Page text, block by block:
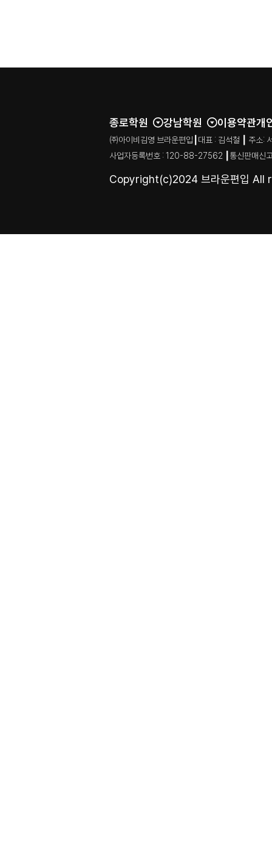
종로학원 강남학원 이용약관개
㈜아이비김영 브라운편입┃대표 : 김석철 ┃ 주
사업자등록번호 : 120-88-27562 ┃통신판매신
Copyright(c)2024 브라운편입